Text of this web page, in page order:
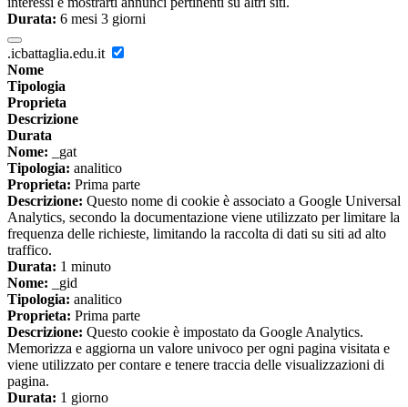
Durata: 6 mesi 3 giorni
.icbattaglia.edu.it
Nome
Tipologia
Proprieta
Descrizione
Durata
Nome: _gat
Tipologia: analitico
Proprieta: Prima parte
Descrizione: Questo nome di cookie è associato a Google Universal
Analytics, secondo la documentazione viene utilizzato per limitare la
frequenza delle richieste, limitando la raccolta di dati su siti ad alto
traffico.
Durata: 1 minuto
Nome: _gid
Tipologia: analitico
Proprieta: Prima parte
Descrizione: Questo cookie è impostato da Google Analytics.
Memorizza e aggiorna un valore univoco per ogni pagina visitata e
viene utilizzato per contare e tenere traccia delle visualizzazioni di
pagina.
Durata: 1 giorno